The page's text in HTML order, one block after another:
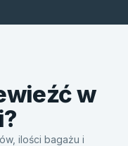
w
ilości bagażu i